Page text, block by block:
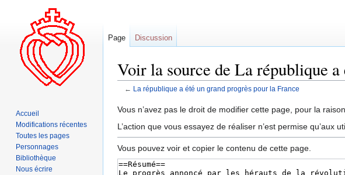
Voir la source de La république
← La république a été un grand progrès pour la France
Aller
à
navigation
Aller
à
recherche
Vous n’avez pas le droit de modifier cette page, pour la
L’action que vous essayez de réaliser n’est permise qu’aux
Vous pouvez voir et copier le contenu de cette page.
Page Discussion
Accueil
Modifications récentes
Toutes les pages
Personnages
Bibliothèque
Nous écrire